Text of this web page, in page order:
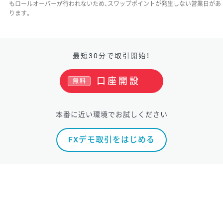
もロールオーバーが行われないため、スワップポイントが発生しない営業日があ
ります。
最短30分で取引開始！
口座開設
無料
本番に近い環境でお試しください
FXデモ取引をはじめる